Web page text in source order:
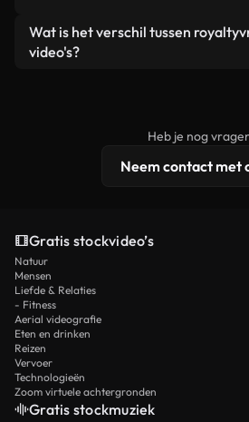
een losstaand product.
Je krijgt schoon, direct
Ja. Je mag onze video's
remixen. Zorg er wel voor dat
Wat is het verschil tussen
video's?
licentiebescherming omvat.
Heb je nog
Neem contact met
Gratis stockvideo’s
Natuur
Mensen
Liefde & Relaties
- Fitness
Aerial videografie
Eten en drinken
Reizen
Vervoer
Technologieën
Zoom virtuele achtergronden
Gratis stockmuziek